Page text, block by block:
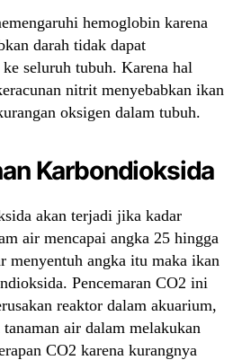
hemoglobin karena
darah tidak dapat
seluruh tubuh. Karena hal
nitrit menyebabkan ikan
oksigen dalam tubuh.
Karbondioksida
akan terjadi jika kadar
air mencapai angka 25 hingga
menyentuh angka itu maka ikan
Pencemaran CO2 ini
reaktor dalam akuarium,
air dalam melakukan
CO2 karena kurangnya